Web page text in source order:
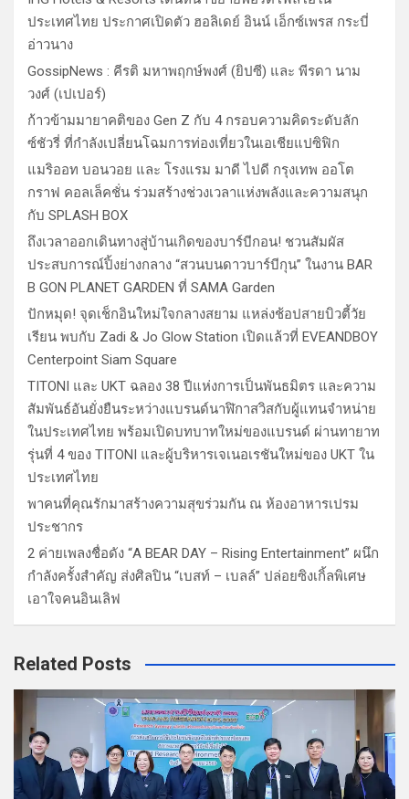
ประเทศไทย ประกาศเปิดตัว ฮอลิเดย์ อินน์ เอ็กซ์เพรส กระบี่
อ่าวนาง
GossipNews : คีรติ มหาพฤกษ์พงศ์ (ยิปซี) และ พีรดา นาม
วงศ์ (เปเปอร์)
ก้าวข้ามมายาคติของ Gen Z กับ 4 กรอบความคิดระดับลัก
ซ์ชัวรี่ ที่กำลังเปลี่ยนโฉมการท่องเที่ยวในเอเชียแปซิฟิก
แมริออท บอนวอย และ โรงแรม มาดี ไปดี กรุงเทพ ออโต
กราฟ คอลเล็คชั่น ร่วมสร้างช่วงเวลาแห่งพลังและความสนุก
กับ SPLASH BOX
ถึงเวลาออกเดินทางสู่บ้านเกิดของบาร์บีกอน! ชวนสัมผัส
ประสบการณ์ปิ้งย่างกลาง “สวนบนดาวบาร์บีกุน” ในงาน BAR
B GON PLANET GARDEN ที่ SAMA Garden
ปักหมุด! จุดเช็กอินใหม่ใจกลางสยาม แหล่งช้อปสายบิวตี้วัย
เรียน พบกับ Zadi & Jo Glow Station เปิดแล้วที่ EVEANDBOY
Centerpoint Siam Square
TITONI และ UKT ฉลอง 38 ปีแห่งการเป็นพันธมิตร และความ
สัมพันธ์อันยั่งยืนระหว่างแบรนด์นาฬิกาสวิสกับผู้แทนจำหน่าย
ในประเทศไทย พร้อมเปิดบทบาทใหม่ของแบรนด์ ผ่านทายาท
รุ่นที่ 4 ของ TITONI และผู้บริหารเจเนอเรชันใหม่ของ UKT ใน
ประเทศไทย
พาคนที่คุณรักมาสร้างความสุขร่วมกัน ณ ห้องอาหารเปรม
ประชากร
2 ค่ายเพลงชื่อดัง “A BEAR DAY – Rising Entertainment” ผนึก
กำลังครั้งสำคัญ ส่งศิลปิน “เบสท์ – เบลล์” ปล่อยซิงเกิ้ลพิเศษ
เอาใจคนอินเลิฟ
Related Posts